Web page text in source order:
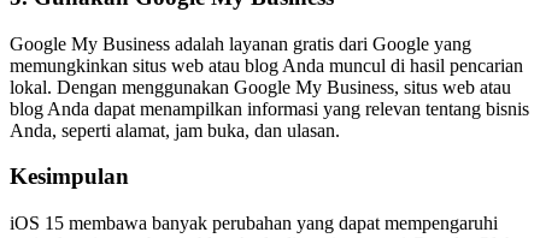
Google My Business adalah layanan gratis dari Google yang
memungkinkan situs web atau blog Anda muncul di hasil pencarian
lokal. Dengan menggunakan Google My Business, situs web atau
blog Anda dapat menampilkan informasi yang relevan tentang bisnis
Anda, seperti alamat, jam buka, dan ulasan.
Kesimpulan
iOS 15 membawa banyak perubahan yang dapat mempengaruhi